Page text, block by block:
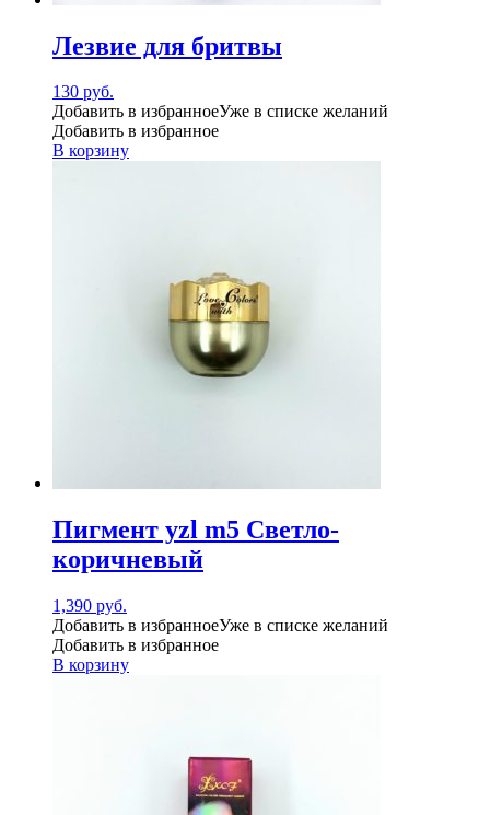
Лезвие для бритвы
130 руб.
Добавить в избранноеУже в списке желаний
Добавить в избранное
В корзину
Пигмент yzl m5 Светло-
коричневый
1,390 руб.
Добавить в избранноеУже в списке желаний
Добавить в избранное
В корзину